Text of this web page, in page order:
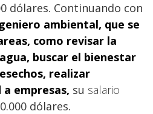
dólares. Continuando con
ambiental, que se
como revisar la
buscar el bienestar
realizar
empresas, su salario
dólares.